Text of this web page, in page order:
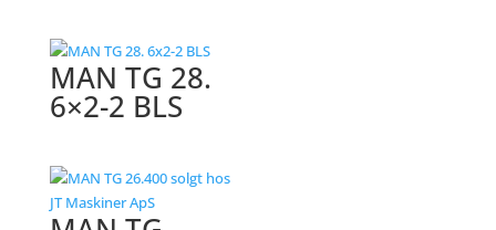
MAN TG 28.
6×2-2 BLS